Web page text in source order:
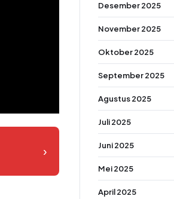
›
Desember 2025
November 2025
Oktober 2025
September 2025
Agustus 2025
Juli 2025
Juni 2025
Mei 2025
April 2025